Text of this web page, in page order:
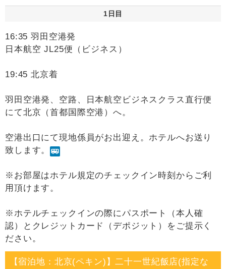
1日目
16:35 羽田空港発
日本航空 JL25便（ビジネス）
19:45 北京着
羽田空港発、空路、日本航空ビジネスクラス直行便
にて北京（首都国際空港）へ。
空港出口にて現地係員がお出迎え。ホテルへお送り
致します。
※お部屋はホテル規定のチェックイン時刻からご利
用頂けます。
※ホテルチェックインの際にパスポート（本人確
認）とクレジットカード（デポジット）をご提示く
ださい。
【宿泊地：北京(ペキン)】二十一世紀飯店(指定な